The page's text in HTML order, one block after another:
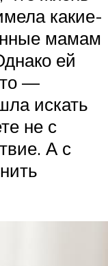
какие-
мамам
ей
—
искать
не с
А с